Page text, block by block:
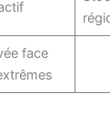
face